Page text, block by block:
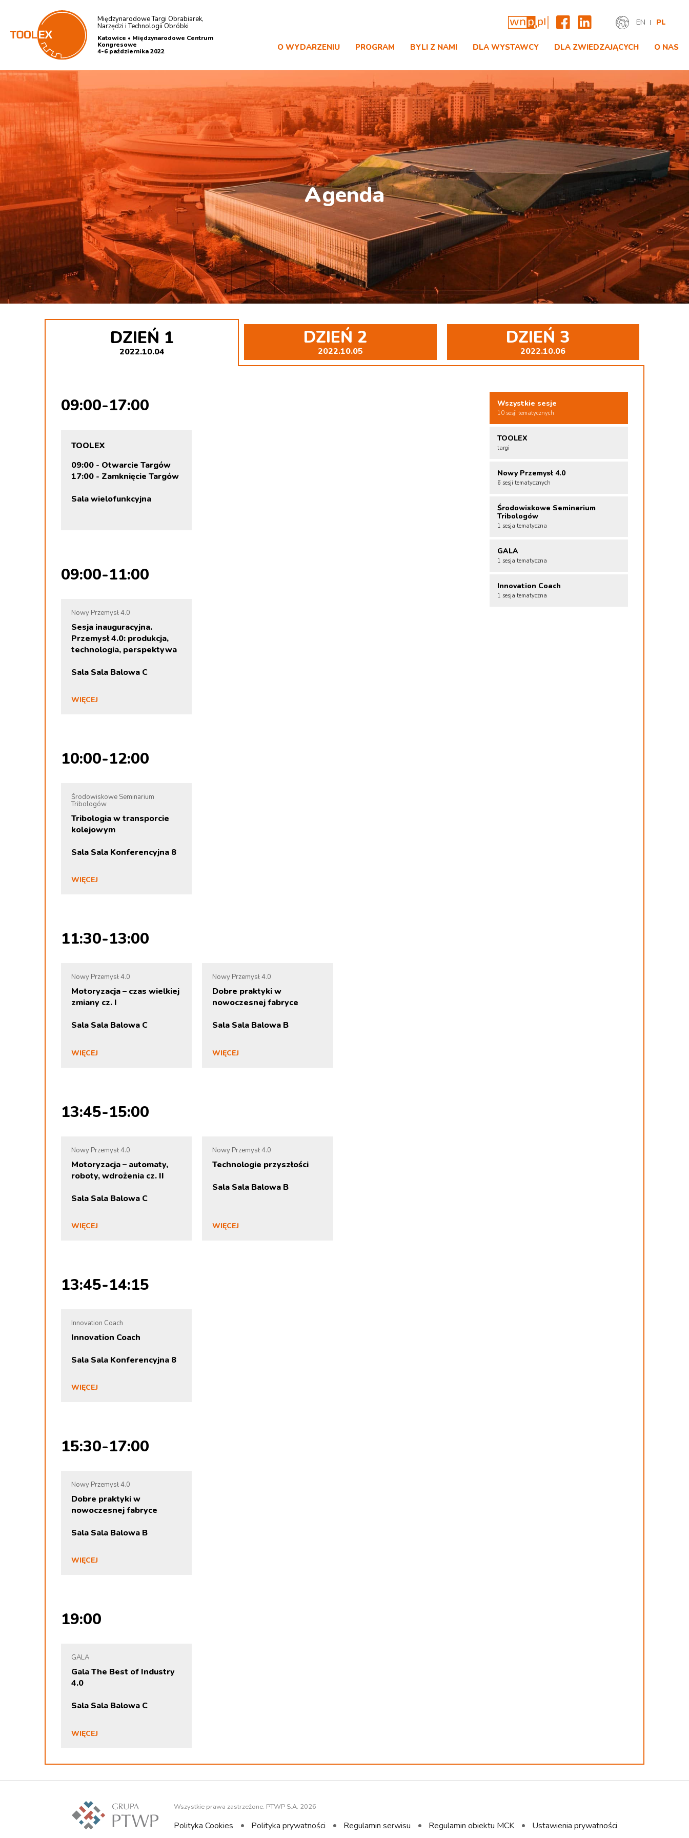
Międzynarodowe Targi Obrabiarek,
Narzędzi i Technologii Obróbki
Katowice • Międzynarodowe Centrum
Kongresowe
4-6 października 2022
EN PL
O WYDARZENIU PROGRAM BYLI Z NAMI DLA WYSTAWCY DLA ZWIEDZAJĄCYCH O NAS
Agenda
DZIEŃ 1
2022.10.04
DZIEŃ 2
2022.10.05
DZIEŃ 3
2022.10.06
Wszystkie sesje
10 sesji tematycznych
TOOLEX
targi
Nowy Przemysł 4.0
6 sesji tematycznych
Środowiskowe Seminarium
Tribologów
1 sesja tematyczna
GALA
1 sesja tematyczna
Innovation Coach
1 sesja tematyczna
09:00-17:00
TOOLEX
09:00 - Otwarcie Targów
17:00 - Zamknięcie Targów
Sala wielofunkcyjna
09:00-11:00
Nowy Przemysł 4.0
Sesja inauguracyjna.
Przemysł 4.0: produkcja,
technologia, perspektywa
Sala Sala Balowa C
WIĘCEJ
10:00-12:00
Środowiskowe Seminarium
Tribologów
Tribologia w transporcie
kolejowym
Sala Sala Konferencyjna 8
WIĘCEJ
11:30-13:00
Nowy Przemysł 4.0
Motoryzacja – czas wielkiej
zmiany cz. I
Sala Sala Balowa C
WIĘCEJ
Nowy Przemysł 4.0
Dobre praktyki w
nowoczesnej fabryce
Sala Sala Balowa B
WIĘCEJ
13:45-15:00
Nowy Przemysł 4.0
Motoryzacja – automaty,
roboty, wdrożenia cz. II
Sala Sala Balowa C
WIĘCEJ
Nowy Przemysł 4.0
Technologie przyszłości
Sala Sala Balowa B
WIĘCEJ
13:45-14:15
Innovation Coach
Innovation Coach
Sala Sala Konferencyjna 8
WIĘCEJ
15:30-17:00
Nowy Przemysł 4.0
Dobre praktyki w
nowoczesnej fabryce
Sala Sala Balowa B
WIĘCEJ
19:00
GALA
Gala The Best of Industry
4.0
Sala Sala Balowa C
WIĘCEJ
Wszystkie prawa zastrzeżone. PTWP S.A. 2026
Polityka Cookies Polityka prywatności Regulamin serwisu Regulamin obiektu MCK Ustawienia prywatności